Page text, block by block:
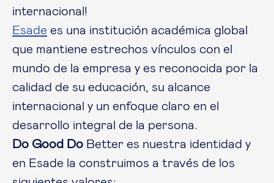
internacional!
Esade es una institución académica global
que mantiene estrechos vínculos con el
mundo de la empresa y es reconocida por la
calidad de su educación, su alcance
internacional y un enfoque claro en el
desarrollo integral de la persona.
Do Good Do Better es nuestra identidad y
en Esade la construimos a través de los